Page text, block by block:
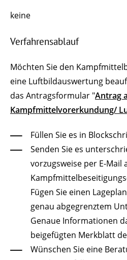
keine
Verfahrensablauf
Möchten Sie den
eine Luftbildauswertung
das Antragsformular "Antrag
Kampfmittelvorerkundung/
Füllen Sie es in
Senden Sie es
vorzugsweise per E-Mail
Fügen Sie einen
genau abgegrenztem
Genaue Informationen
beigefügten Merkblatt
Wünschen Sie eine